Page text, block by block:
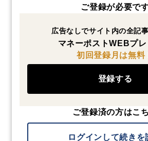
ご登録が必要で
広告なしでサイト内の全記
マネーポストWEBプレ
初回登録月は無料
登録する
ご登録済の方はこ
ログインして続きを